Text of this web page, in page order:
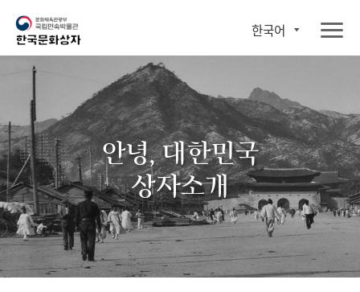
한국어
안녕, 대한민국
상자소개